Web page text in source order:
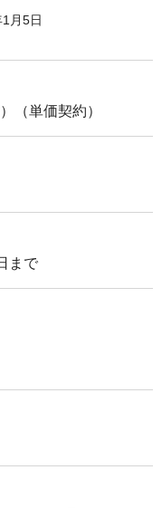
月5日
（単価契約）
まで